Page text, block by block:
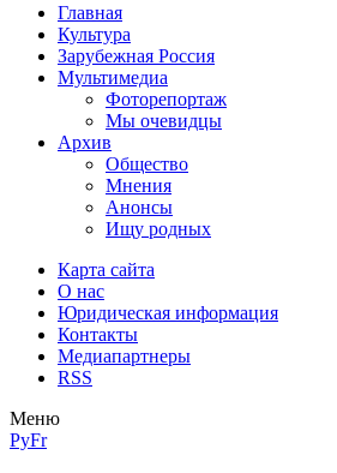
Главная
Культура
Зарубежная Россия
Мультимедиа
Фоторепортаж
Мы очевидцы
Архив
Общество
Мнения
Анонсы
Ищу родных
Карта сайта
О нас
Юридическая информация
Контакты
Медиапартнеры
RSS
Меню
РуFr